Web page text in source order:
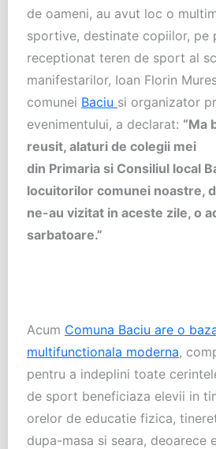
de oameni, au avut loc o
sportive, destinate copiilor, pe
receptionat teren de sport al
manifestarilor, Ioan Florin
comunei Baciu si organizator
evenimentului, a declarat: “Ma
reusit, alaturi de colegii mei
din Primaria si Consiliul local
locuitorilor comunei noastre,
ne-au vizitat in aceste zile, o
sarbatoare.”
Acum Comuna Baciu are o
multifunctionala moderna,
pentru a indeplini toate
de sport beneficiaza elevii in
orelor de educatie fizica,
dupa-masa si seara, deoarece